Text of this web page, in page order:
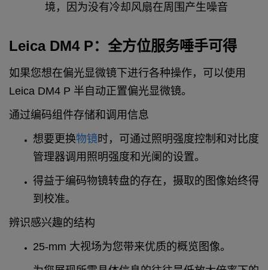
境，因为没有冷却风扇在周围产生噪音
Leica DM4 P：全方位服务唾手可得
如果您想在偏光显微镜下进行各种操作，可以使用
Leica DM4 P 半自动正置偏光显微镜。
通过编码组件存储和调用信息
想要更换物镜时，可通过照明强度控制和对比度
管理器调用照明强度和光阑的设置。
得益于编码物镜转盘的存在，摄取的图像始终得
到校准。
辨识感兴趣的结构
25-mm 大视场为您带来优质的概览图像。